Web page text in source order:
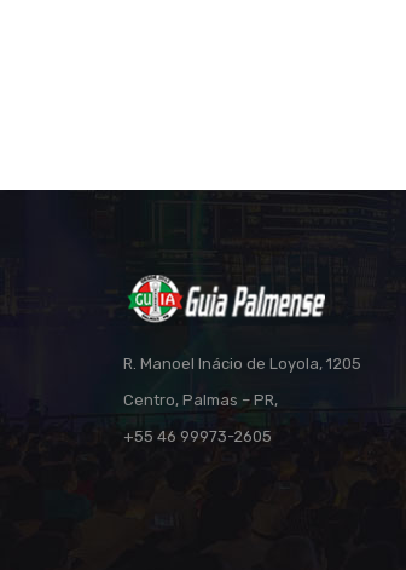
R. Manoel Inácio de Loyola, 1205
Centro, Palmas – PR,
+55 46 99973-2605